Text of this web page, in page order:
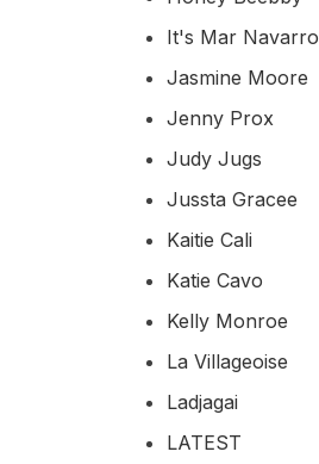
It's Mar Navarro
Jasmine Moore
Jenny Prox
Judy Jugs
Jussta Gracee
Kaitie Cali
Katie Cavo
Kelly Monroe
La Villageoise
Ladjagai
LATEST